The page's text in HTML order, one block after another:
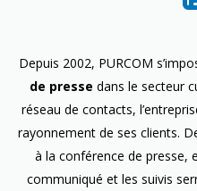
Depuis 2002, PURCOM
de presse dans le secteur
réseau de contacts,
rayonnement de ses clients.
à la conférence de presse,
communiqué et les suivis